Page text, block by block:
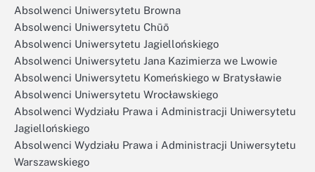
Absolwenci Uniwersytetu Browna
Absolwenci Uniwersytetu Chūō
Absolwenci Uniwersytetu Jagiellońskiego
Absolwenci Uniwersytetu Jana Kazimierza we Lwowie
Absolwenci Uniwersytetu Komeńskiego w Bratysławie
Absolwenci Uniwersytetu Wrocławskiego
Absolwenci Wydziału Prawa i Administracji Uniwersytetu
Jagiellońskiego
Absolwenci Wydziału Prawa i Administracji Uniwersytetu
Warszawskiego